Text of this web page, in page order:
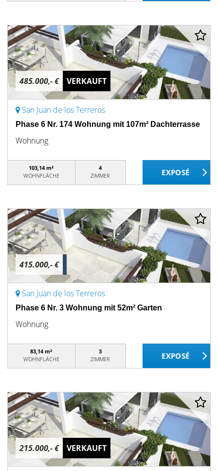
485.000,- € VERKAUFT
San Juan de los Terreros
Phase 6 Nr. 174 Wohnung mit 107m² Dachterrasse
Wohnung
103,14 m²
WOHNFLÄCHE
4
ZIMMER
415.000,- €
San Juan de los Terreros
Phase 6 Nr. 3 Wohnung mit 52m² Garten
Wohnung
83,14 m²
WOHNFLÄCHE
3
ZIMMER
215.000,- € VERKAUFT